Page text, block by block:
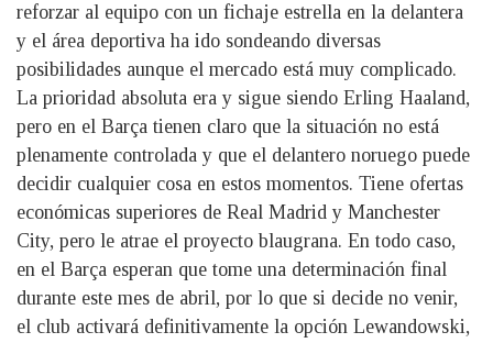
reforzar al equipo con un fichaje estrella en la delantera
y el área deportiva ha ido sondeando diversas
posibilidades aunque el mercado está muy complicado.
La prioridad absoluta era y sigue siendo Erling Haaland,
pero en el Barça tienen claro que la situación no está
plenamente controlada y que el delantero noruego puede
decidir cualquier cosa en estos momentos. Tiene ofertas
económicas superiores de Real Madrid y Manchester
City, pero le atrae el proyecto blaugrana. En todo caso,
en el Barça esperan que tome una determinación final
durante este mes de abril, por lo que si decide no venir,
el club activará definitivamente la opción Lewandowski,